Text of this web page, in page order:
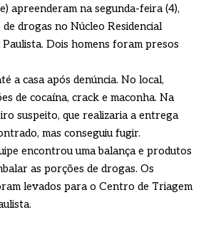
apreenderam na segunda-feira (4),
de drogas no Núcleo Residencial
Dois homens foram presos
a casa após denúncia. No local,
de cocaína, crack e maconha. Na
suspeito, que realizaria a entrega
mas conseguiu fugir.
encontrou uma balança e produtos
as porções de drogas. Os
levados para o Centro de Triagem